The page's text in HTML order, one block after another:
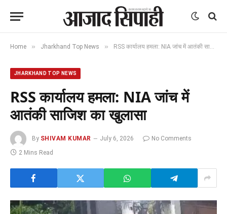
Home » Jharkhand Top News » RSS कार्यालय हमला: NIA जांच में आतंकी साजिश का खुलासा
JHARKHAND TOP NEWS
RSS कार्यालय हमला: NIA जांच में
आतंकी साजिश का खुलासा
By SHIVAM KUMAR July 6, 2026
No Comments
2 Mins Read